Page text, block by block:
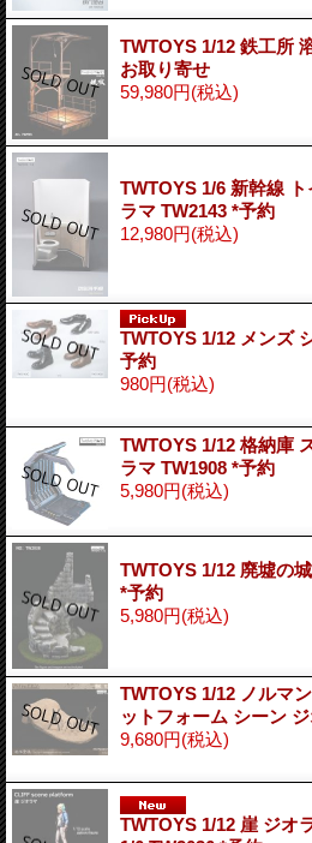
TWTOYS 1/12 鉄工所
お取り寄せ
59,980円(税込)
TWTOYS 1/6 新幹線
ラマ TW2143 *予約
12,980円(税込)
TWTOYS 1/12 メンズ
予約
980円(税込)
TWTOYS 1/12 格納庫
ラマ TW1908 *予約
5,980円(税込)
TWTOYS 1/12 廃墟の
*予約
5,980円(税込)
TWTOYS 1/12 ノルマ
ットフォーム シーン
9,680円(税込)
TWTOYS 1/12 崖 ジオ